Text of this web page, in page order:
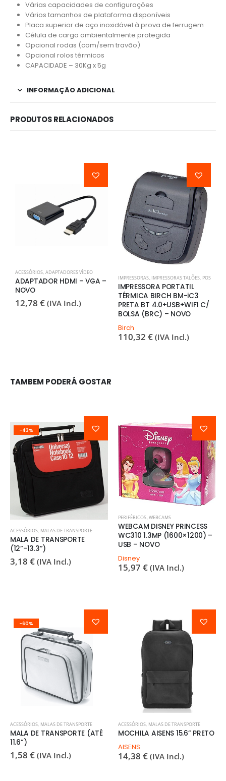
Várias capacidades de configurações
Vários tamanhos de plataforma disponíveis
Placa superior de aço inoxidável à prova de ferrugem
Célula de carga ambientalmente protegida
Opcional rodas (com/sem travão)
Opcional rolos térmicos
CAPACIDADE – 30Kg x 5g
INFORMAÇÃO ADICIONAL
PRODUTOS RELACIONADOS
ACESSÓRIOS, ADAPTADORES VÍDEO
ADAPTADOR HDMI – VGA –
NOVO
12,78 € (IVA Incl.)
IMPRESSORAS, IMPRESSORAS TALÕES, POS
IMPRESSORA PORTATIL
TÉRMICA BIRCH BM-iC3
PRETA BT 4.0+USB+WIFI C/
BOLSA (BRC) – NOVO
Birch
110,32 € (IVA Incl.)
TAMBEM PODERÁ GOSTAR
-43%
ACESSÓRIOS, MALAS DE TRANSPORTE
MALA DE TRANSPORTE
(12”-13.3”)
3,18 € (IVA Incl.)
PERIFÉRICOS WEBCAMS
WEBCAM DISNEY PRINCESS
WC310 1.3MP (1600×1200) –
USB – NOVO
Disney
15,97 € (IVA Incl.)
-60%
ACESSÓRIOS, MALAS DE TRANSPORTE
MALA DE TRANSPORTE (ATÉ
11.6”)
1,58 € (IVA Incl.)
ACESSÓRIOS, MALAS DE TRANSPORTE
MOCHILA AISENS 15.6” PRETO
AISENS
14,38 € (IVA Incl.)